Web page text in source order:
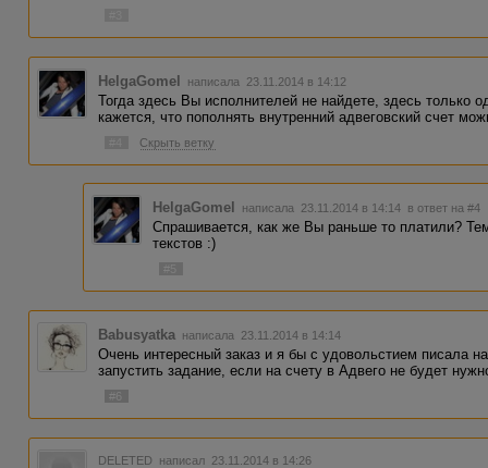
HelgaGomel написала 23.11.2014 в 14:12
Тогда здесь Вы исполнителей не найдете, здесь только
кажется, что пополнять внутренний адвеговский счет
Скрыть ветку
HelgaGomel написала 23.11.2014 в 14:14 в ответ на #4
Спрашивается, как же Вы раньше то платили?
текстов :)
Babusyatka написала 23.11.2014 в 14:14
Очень интересный заказ и я бы с удовольстием писала
запустить задание, если на счету в Адвего не будет
#6
DELETED написал 23.11.2014 в 14:26